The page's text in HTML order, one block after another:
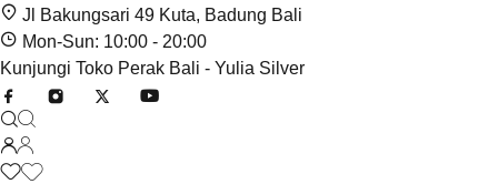
Jl Bakungsari 49 Kuta, Badung Bali
Mon-Sun: 10:00 - 20:00
Kunjungi Toko Perak Bali - Yulia Silver